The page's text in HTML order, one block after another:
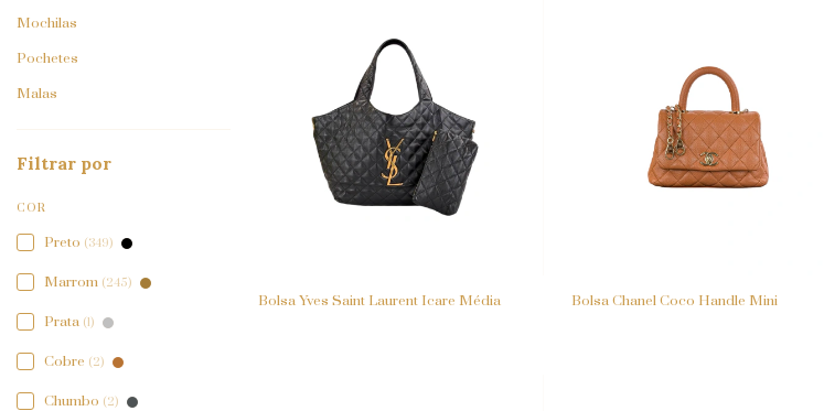
Mochilas
Pochetes
Malas
Filtrar por
COR
Preto (349)
Marrom (245)
Prata (1)
Cobre (2)
Chumbo (2)
Bolsa Yves Saint Laurent Icare Média Bolsa Chanel Coco Handle Mini